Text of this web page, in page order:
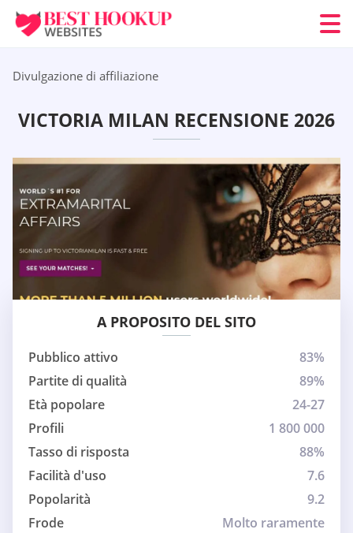
Divulgazione di affiliazione
VICTORIA MILAN RECENSIONE 2026
A PROPOSITO DEL SITO
Pubblico attivo
83%
Partite di qualità
89%
Età popolare
24-27
Profili
1 800 000
Tasso di risposta
88%
Facilità d'uso
7.6
Popolarità
9.2
Frode
Molto raramente